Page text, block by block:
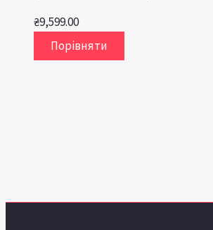
₴9,599.00
Порівняти